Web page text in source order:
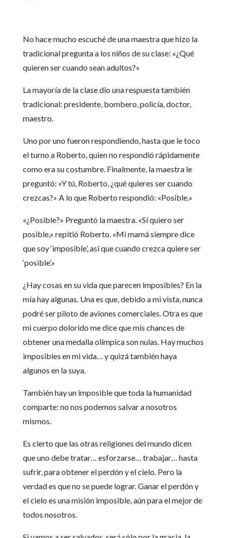
No hace mucho escuché de una maestra que hizo la
tradicional pregunta a los niños de su clase: «¿Qué
quieren ser cuando sean adultos?»
La mayoría de la clase dio una respuesta también
tradicional: presidente, bombero, policía, doctor,
maestro.
Uno por uno fueron respondiendo, hasta que le toco
el turno a Roberto, quien no respondió rápidamente
como era su costumbre. Finalmente, la maestra le
preguntó: «Y tú, Roberto, ¿qué quieres ser cuando
crezcas?» A lo que Roberto respondió: «Posible.»
«¿Posible?» Preguntó la maestra. «Sí quiero ser
posible,» repitió Roberto. «Mi mamá siempre dice
que soy ‘imposible’, así que cuando crezca quiere ser
‘posible’.»
¿Hay cosas en su vida que parecen imposibles? En la
mía hay algunas. Una es que, debido a mi vista, nunca
podré ser piloto de aviones comerciales. Otra es que
mi cuerpo dolorido me dice que mis chances de
obtener una medalla olímpica son nulas. Hay muchos
imposibles en mi vida… y quizá también haya
algunos en la suya.
También hay un imposible que toda la humanidad
comparte: no nos podemos salvar a nosotros
mismos.
Es cierto que las otras religiones del mundo dicen
que uno debe tratar… esforzarse… trabajar… hasta
sufrir, para obtener el perdón y el cielo. Pero la
verdad es que no se puede lograr. Ganar el perdón y
el cielo es una misión imposible, aún para el mejor de
todos nosotros.